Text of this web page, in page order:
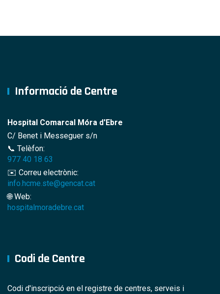
Informació de Centre
Hospital Comarcal Móra d'Ebre
C/ Benet i Messeguer s/n
📞 Telèfon:
977 40 18 63
✉️ Correu electrònic:
info.hcme.ste@gencat.cat
🌐 Web:
hospitalmoradebre.cat
Codi de Centre
Codi d'inscripció en el registre de centres, serveis i